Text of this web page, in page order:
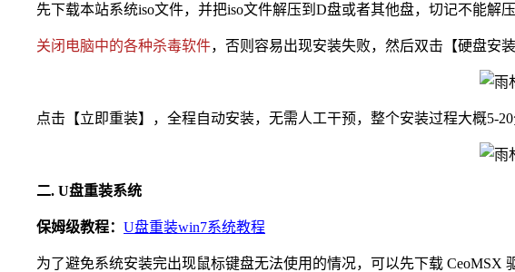
先下载本站系统iso文件，并把iso文件解压到D盘或者其他盘，切记不能解压
关闭电脑中的各种杀毒软件，否则容易出现安装失败，然后双击【硬盘安装
点击【立即重装】，全程自动安装，无需人工干预，整个安装过程大概5-20
二. U盘重装系统
保姆级教程： U盘重装win7系统教程
为了避免系统安装完出现鼠标键盘无法使用的情况，可以先下载 CeoMSX